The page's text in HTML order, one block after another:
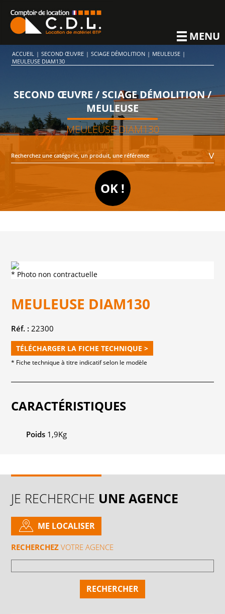
MENU
ACCUEIL | SECOND ŒUVRE | SCIAGE DÉMOLITION | MEULEUSE |
MEULEUSE DIAM130
SECOND ŒUVRE / SCIAGE DÉMOLITION /
MEULEUSE
MEULEUSE DIAM130
* Photo non contractuelle
MEULEUSE DIAM130
Réf. : 22300
TÉLÉCHARGER LA FICHE TECHNIQUE >
* Fiche technique à titre indicatif selon le modèle
CARACTÉRISTIQUES
Poids 1,9Kg
JE RECHERCHE UNE AGENCE
RECHERCHEZ VOTRE AGENCE
ME LOCALISER